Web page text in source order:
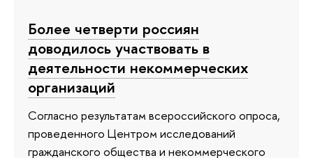
Более четверти россиян
доводилось участвовать в
деятельности некоммерческих
организаций
Согласно результатам всероссийского опроса,
проведенного Центром исследований
гражданского общества и некоммерческого